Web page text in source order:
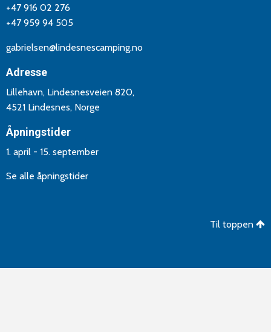
+47 916 02 276
+47 959 94 505
gabrielsen@lindesnescamping.no
Adresse
Lillehavn, Lindesnesveien 820,
4521 Lindesnes, Norge
Åpningstider
1. april - 15. september
Se alle åpningstider
Til toppen